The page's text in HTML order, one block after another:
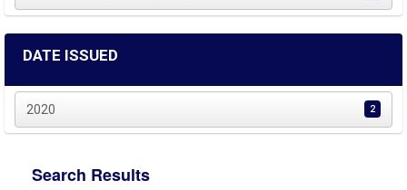
DATE ISSUED
2020 2
Search Results